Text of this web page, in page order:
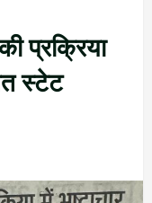
प्रक्रिया
स्टेट